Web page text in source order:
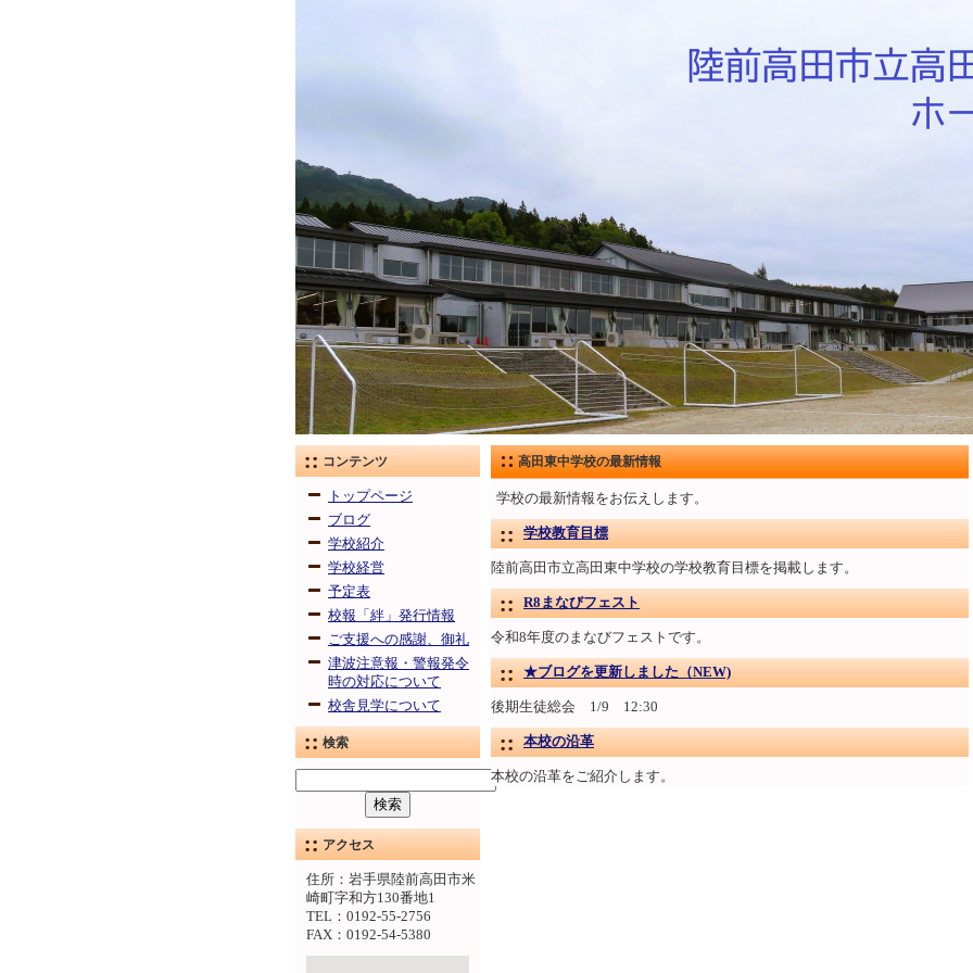
コンテンツ
トップページ
ブログ
学校紹介
学校経営
予定表
校報「絆」発行情報
ご支援への感謝、御礼
津波注意報・警報発令
時の対応について
校舎見学について
検索
アクセス
住所：岩手県陸前高田市米
崎町字和方130番地1
TEL：0192-55-2756
FAX：0192-54-5380
高田東中学校の最新情報
学校の最新情報をお伝えします。
学校教育目標
陸前高田市立高田東中学校の学校教育目標を掲載します。
R8まなびフェスト
令和8年度のまなびフェストです。
★ブログを更新しました（NEW)
後期生徒総会 1/9 12:30
本校の沿革
本校の沿革をご紹介します。